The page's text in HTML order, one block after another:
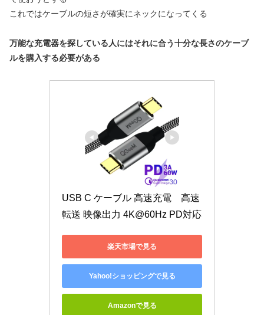
これではケーブルの短さが確実にネックになってくる
万能な充電器を探している人にはそれに合う十分な長さのケーブ
ルを購入する必要がある
USB C ケーブル 高速充電　高速
転送 映像出力 4K@60Hz PD対応
楽天市場で見る
Yahoo!ショッピングで見る
Amazonで見る